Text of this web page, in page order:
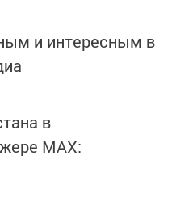
и интересным в
в
MАХ: